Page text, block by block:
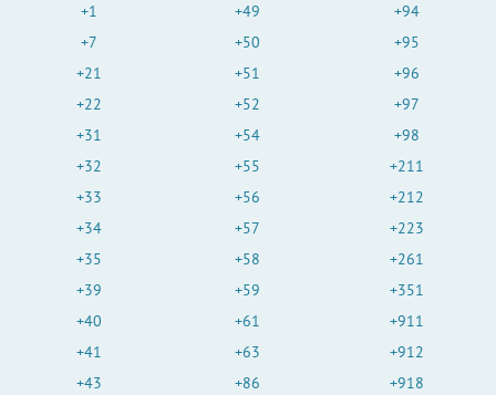
+1
+7
+21
+22
+31
+32
+33
+34
+35
+39
+40
+41
+43
+49
+50
+51
+52
+54
+55
+56
+57
+58
+59
+61
+63
+86
+94
+95
+96
+97
+98
+211
+212
+223
+261
+351
+911
+912
+918